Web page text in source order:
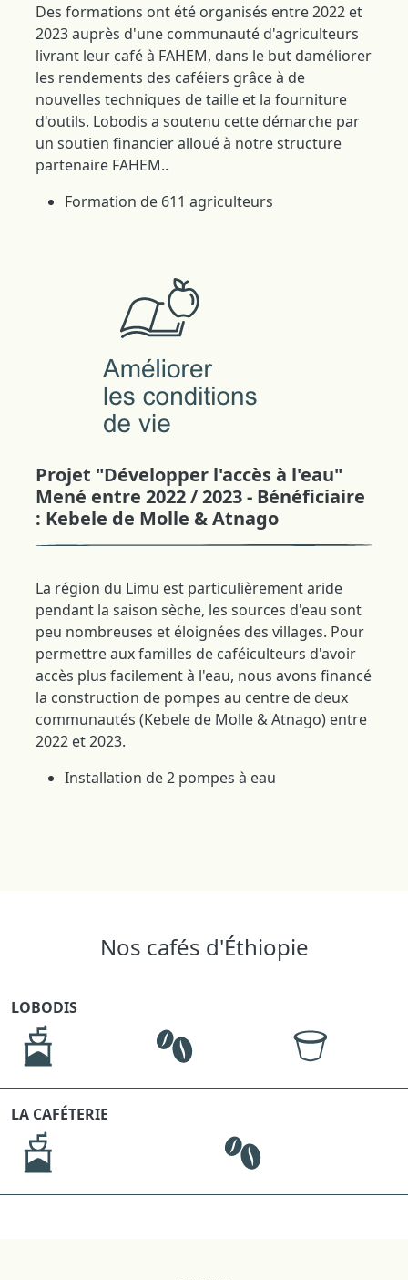
Des formations ont été organisés entre 2022 et
2023 auprès d'une communauté d'agriculteurs
livrant leur café à FAHEM, dans le but daméliorer
les rendements des caféiers grâce à de
nouvelles techniques de taille et la fourniture
d'outils. Lobodis a soutenu cette démarche par
un soutien financier alloué à notre structure
partenaire FAHEM..
Formation de 611 agriculteurs
Projet "Développer l'accès à l'eau"
Mené entre 2022 / 2023 - Bénéficiaire
: Kebele de Molle & Atnago
La région du Limu est particulièrement aride
pendant la saison sèche, les sources d'eau sont
peu nombreuses et éloignées des villages. Pour
permettre aux familles de caféiculteurs d'avoir
accès plus facilement à l'eau, nous avons financé
la construction de pompes au centre de deux
communautés (Kebele de Molle & Atnago) entre
2022 et 2023.
Installation de 2 pompes à eau
Nos cafés d'Éthiopie
LOBODIS
LA CAFÉTERIE